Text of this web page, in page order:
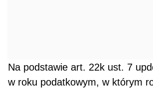
Na podstawie art. 22k ust. 7
w roku podatkowym, w którym